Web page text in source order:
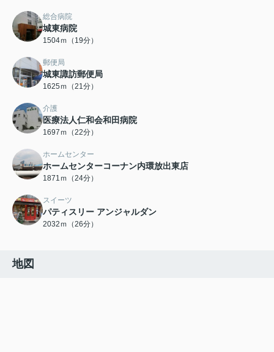
総合病院
城東病院
1504ｍ（19分）
郵便局
城東諏訪郵便局
1625ｍ（21分）
介護
医療法人仁和会和田病院
1697ｍ（22分）
ホームセンター
ホームセンターコーナン内環放出東店
1871ｍ（24分）
スイーツ
パティスリー アンジャルダン
2032ｍ（26分）
地図